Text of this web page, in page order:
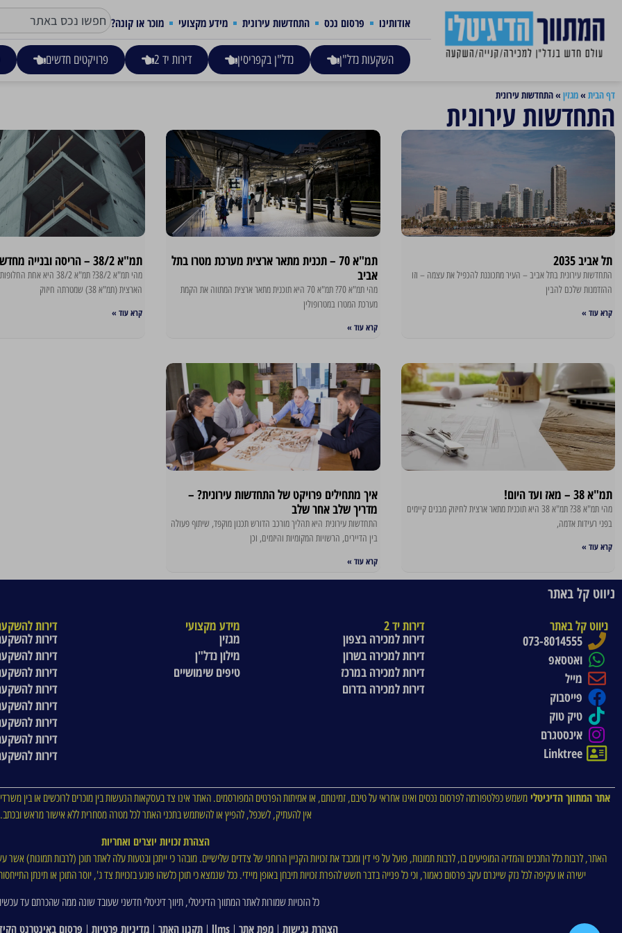
אודותינו פרסום נכס התחדשות עירונית מידע מקצועי מוכר או קונה?
השקעות נדל"ן נדל"ן בקפריסין דירות יד 2 פרויקטים חדשים
דף הבית »מגזין »התחדשות עירונית
התחדשות עירונית
תל אביב 2035
התחדשות עירונית בתל אביב – העיר מתכוננת להכפיל את עצמה – וזו
ההזדמנות שלכם להבין
קרא עוד »
תמ"א 70 – תכנית מתאר ארצית מערכת מטרו בתל
אביב
מהי תמ"א 70? תמ"א 70 היא תוכנית מתאר ארצית המתווה את הקמת
מערכת המטרו במטרופולין
קרא עוד »
תמ"א 38/2 – הריסה ובנייה מחדש
מהי תמ"א 38/2? תמ"א 38/2 היא
הארצית (תמ"א 38) שמטרתה חיזוק
קרא עוד »
תמ"א 38 – מאז ועד היום!
מהי תמ"א 38? תמ"א 38 היא תוכנית מתאר ארצית לחיזוק מבנים קיימים
בפני רעידות אדמה,
קרא עוד »
איך מתחילים פרויקט של התחדשות עירונית? –
מדריך שלב אחר שלב
התחדשות עירונית היא תהליך מורכב הדורש תכנון מוקפד, שיתוף פעולה
בין הדיירים, הרשויות המקומיות והיזמים, וכן
קרא עוד »
ניווט קל באתר
ניווט קל באתר
073-8014555
ואטסאפ
מייל
פייסבוק
טיק טוק
אינסטגרם
Linktree
דירות יד 2
דירות למכירה בצפון
דירות למכירה בשרון
דירות למכירה במרכז
דירות למכירה בדרום
מידע מקצועי
מגזין
מילון נדל"ן
טיפים שימושיים
דירות
דירות
דירות
דירות
דירות
דירות
דירות
דירות
דירות
אתר המתווך הדיגיטלימשמש כפלטפורמה לפרסום נכסים ואינו אחראי על טיבם, זמינותם, או אמיתות הפרטים המפורסמים. האתר אינו צד בעסקאות הנעשות בין מוכרים לרוכשים או בין
אין להעתיק, לשכפל, להפיץ או להשתמש בתכני האתר לכל מטרה מסחרית ללא אישור מראש ובכתב.
הצהרת זכויות יוצרים ואחריות
האתר, לרבות כלל התכנים והמדיה המופיעים בו, לרבות תמונות, פועל על פי דין ומכבד את זכויות הקניין הרוחני של צדדים שלישיים. מובהר כי ייתכן ובטעות עלה לאתר תוכן (לרבות תמונות)
ישירה או עקיפה לכל נזק שייגרם עקב פרסום כאמור, וכי כל פנייה בדבר חשש להפרת זכויות תיבחן באופן מיידי. ככל שנמצא כי תוכן כלשהו פוגע בזכויות צד ג', יוסר התוכן או תינתן
כל הזכויות שמורות לאתר המתווך הדיגיטלי, תיווך דיגיטלי חדשני שעובד שונה ממה שהכרתם עד
הצהרת נגישות | מפת אתר |
llms
| תקנון האתר | מדיניות פרטיות | פרסום באינטרנט